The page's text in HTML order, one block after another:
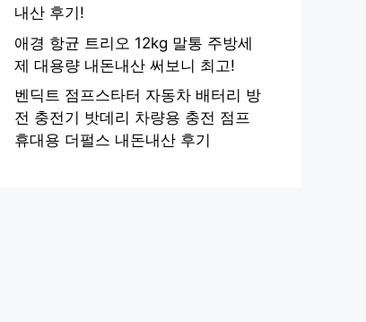
내산 후기!
애경 항균 트리오 12kg 말통 주방세
제 대용량 내돈내산 써보니 최고!
벤딕트 점프스타터 자동차 배터리 방
전 충전기 밧데리 차량용 충전 점프
휴대용 더펄스 내돈내산 후기